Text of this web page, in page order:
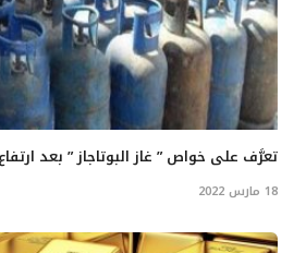
تعرَّف على خواص ” غاز البوتاجاز ” بعد ارتفاع
18 مارس 2022